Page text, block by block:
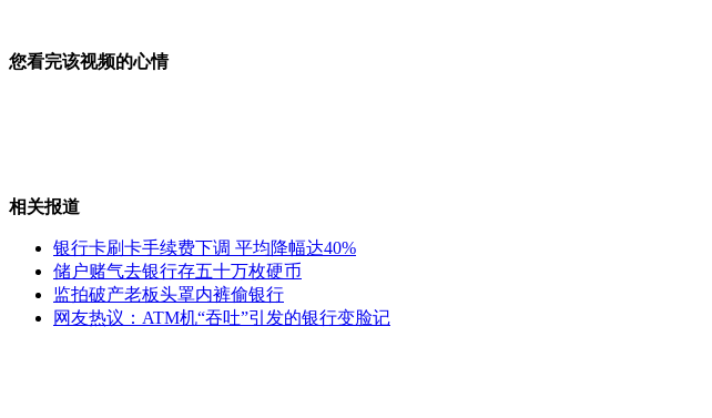
抚顺建157米高“生命之环”
您看完该视频的心情
相关报道
银行卡刷卡手续费下调 平均降幅达40%
储户赌气去银行存五十万枚硬币
监拍破产老板头罩内裤偷银行
网友热议：ATM机“吞吐”引发的银行变脸记